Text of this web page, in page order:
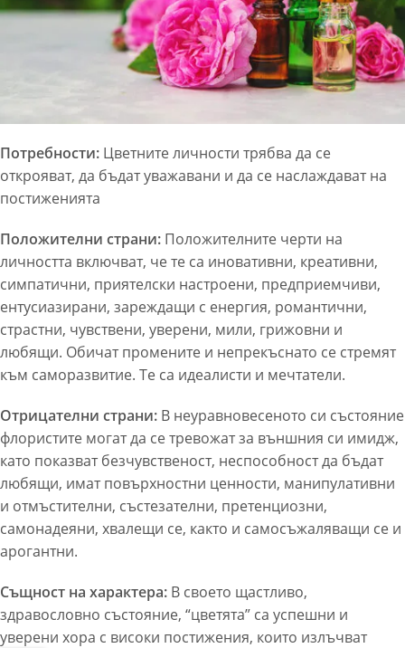
Потребности: Цветните личности трябва да се
открояват, да бъдат уважавани и да се наслаждават на
постиженията
Положителни страни: Положителните черти на
личността включват, че те са иновативни, креативни,
симпатични, приятелски настроени, предприемчиви,
ентусиазирани, зареждащи с енергия, романтични,
страстни, чувствени, уверени, мили, грижовни и
любящи. Обичат промените и непрекъснато се стремят
към саморазвитие. Те са идеалисти и мечтатели.
Отрицателни страни: В неуравновесеното си състояние
флористите могат да се тревожат за външния си имидж,
като показват безчувственост, неспособност да бъдат
любящи, имат повърхностни ценности, манипулативни
и отмъстителни, състезателни, претенциозни,
самонадеяни, хвалещи се, както и самосъжаляващи се и
арогантни.
Същност на характера: В своето щастливо,
здравословно състояние, “цветята” са успешни и
уверени хора с високи постижения, които излъчват